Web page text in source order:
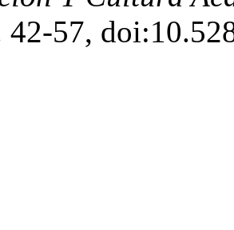
42-57,